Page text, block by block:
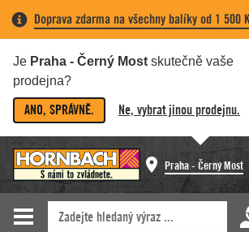
Doprava zdarma na všechny balíky od 1 500
Je Praha - Černý Most skutečně vaše
prodejna?
ANO, SPRÁVNĚ. Ne, vybrat jinou prodejnu.
Praha - Černý Most